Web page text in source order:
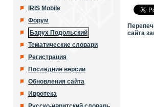
IRIS Mobile
Форум
Барух Подольский
Тематические словари
Регистрация
Последние версии
Обновления сайта
Ивротека
сайта